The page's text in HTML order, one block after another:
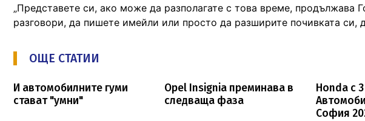
„Представете си, ако може да разполагате с това време, продължава
разговори, да пишете имейли или просто да разширите почивката си,
ОЩЕ СТАТИИ
И автомобилните гуми
стават "умни"
Opel Insignia преминава в
следваща фаза
Honda с
София